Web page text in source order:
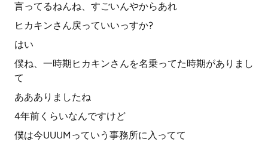
言ってるねんね、すごいんやからあれ
ヒカキンさん戻っていいっすか?
はい
僕ね、一時期ヒカキンさんを名乗ってた時期がありまし
て
ああありましたね
4年前くらいなんですけど
僕は今UUUMっていう事務所に入ってて